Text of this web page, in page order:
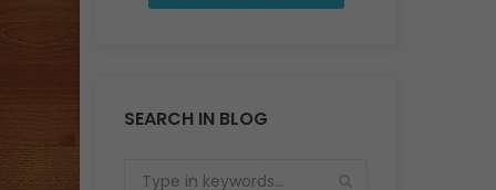
SEARCH IN BLOG